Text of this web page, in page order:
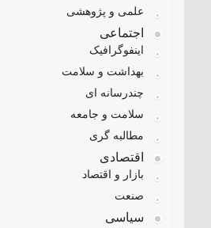
علمی و پژوهشی
اجتماعی
اینفوگرافیک
بهداشت و سلامت
چندرسانه ای
سلامت و جامعه
مطالبه گری
اقتصادی
بازار و اقتصاد
صنعت
سیاسی